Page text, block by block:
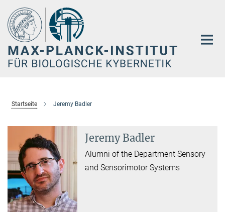
Hauptinhalt
Startseite Jeremy Badler
Jeremy Badler
Alumni of the Department Sensory
and Sensorimotor Systems